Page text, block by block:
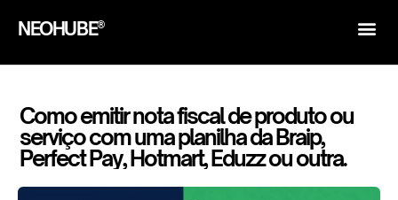
NEOHUBE®
Como emitir nota fiscal de produto ou
serviço com uma planilha da Braip,
Perfect Pay, Hotmart, Eduzz ou outra.